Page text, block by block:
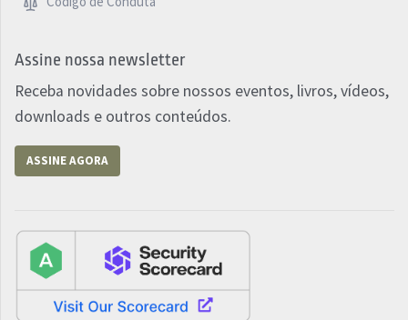
Assine nossa newsletter
Receba novidades sobre nossos eventos, livros, vídeos,
downloads e outros conteúdos.
ASSINE AGORA